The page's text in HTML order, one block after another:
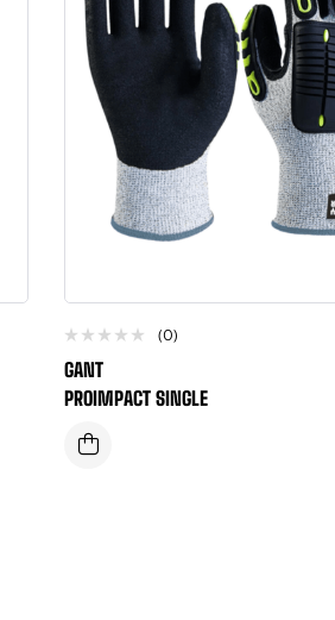
(0)
GANT
PROIMPACT SINGLE